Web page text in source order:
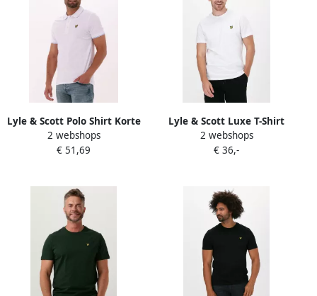
Lyle & Scott Polo Shirt Korte
Mouw Lyle & Scott Getipt
poloshirt
2 webshops
€ 51,69
Lyle & Scott Luxe T-Shirt
Organisch Katoen Regular
Fit White Heren
2 webshops
€ 36,-